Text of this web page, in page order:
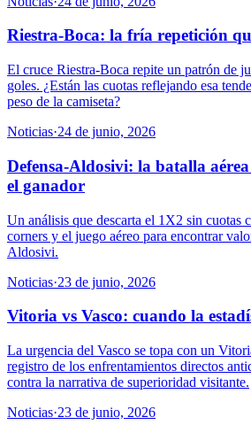
Riestra-Boca: la fría repetición
El cruce Riestra-Boca repite un patrón de
goles. ¿Están las cuotas reflejando esa
peso de la camiseta?
Noticias·24 de junio, 2026
Defensa-Aldosivi: la batalla
el ganador
Un análisis que descarta el 1X2 sin cuotas
corners y el juego aéreo para encontrar
Aldosivi.
Noticias·23 de junio, 2026
Vitoria vs Vasco: cuando la
La urgencia del Vasco se topa con un
registro de los enfrentamientos directos
contra la narrativa de superioridad visitante.
Noticias·23 de junio, 2026